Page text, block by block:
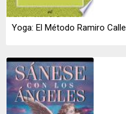
Yoga: El Método Ramiro Calle